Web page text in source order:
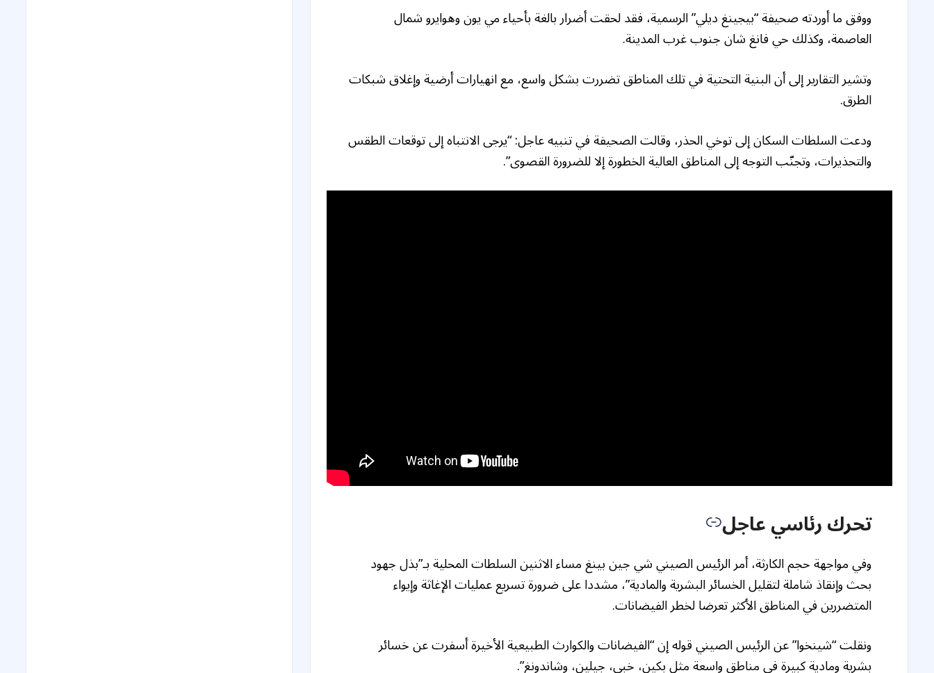
ووفق ما أوردته صحيفة “بيجينغ ديلي” الرسمية، فقد لحقت أضرار بالغة بأحياء مي يون وهوايرو شمال
العاصمة، وكذلك حي فانغ شان جنوب غرب المدينة.
وتشير التقارير إلى أن البنية التحتية في تلك المناطق تضررت بشكل واسع، مع انهيارات أرضية وإغلاق شبكات
الطرق.
ودعت السلطات السكان إلى توخي الحذر، وقالت الصحيفة في تنبيه عاجل: “يرجى الانتباه إلى توقعات الطقس
والتحذيرات، وتجنّب التوجه إلى المناطق العالية الخطورة إلا للضرورة القصوى”.
تحرك رئاسي عاجل
وفي مواجهة حجم الكارثة، أمر الرئيس الصيني شي جين بينغ مساء الاثنين السلطات المحلية بـ”بذل جهود
بحث وإنقاذ شاملة لتقليل الخسائر البشرية والمادية”، مشددا على ضرورة تسريع عمليات الإغاثة وإيواء
المتضررين في المناطق الأكثر تعرضا لخطر الفيضانات.
ونقلت “شينخوا” عن الرئيس الصيني قوله إن “الفيضانات والكوارث الطبيعية الأخيرة أسفرت عن خسائر
بشرية ومادية كبيرة في مناطق واسعة مثل بكين، خبي، جيلين، وشاندونغ”.